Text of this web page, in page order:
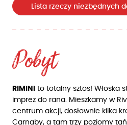
Lista rzeczy niezbędnych
Pobyt
RIMINI to totalny sztos! Włoska
imprez do rana. Mieszkamy w
centrum akcji, dosłownie kilka
Carnaby, a tam trzy poziomy